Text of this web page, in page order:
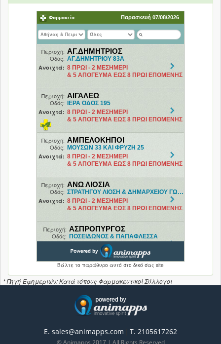
* Πηγή Εφημεριών: Κατά τόπους Φαρμακευτικοί Σύλλογοι
E. sales@animapps.com T. 2105617262